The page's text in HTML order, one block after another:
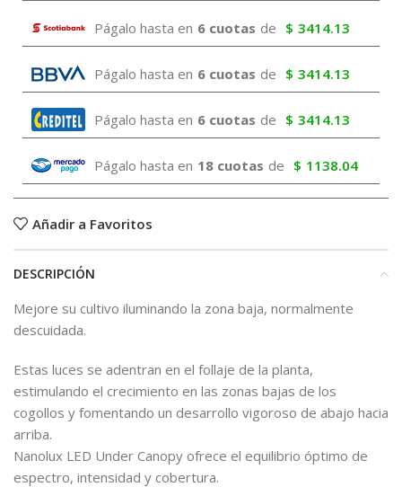
Págalo hasta en 6 cuotas de $ 3414.13
Págalo hasta en 6 cuotas de $ 3414.13
Págalo hasta en 6 cuotas de $ 3414.13
Págalo hasta en 18 cuotas de $ 1138.04
Añadir a Favoritos
DESCRIPCIÓN
Mejore su cultivo iluminando la zona baja, normalmente
descuidada.
Estas luces se adentran en el follaje de la planta,
estimulando el crecimiento en las zonas bajas de los
cogollos y fomentando un desarrollo vigoroso de abajo hacia
arriba.
Nanolux LED Under Canopy ofrece el equilibrio óptimo de
espectro, intensidad y cobertura.